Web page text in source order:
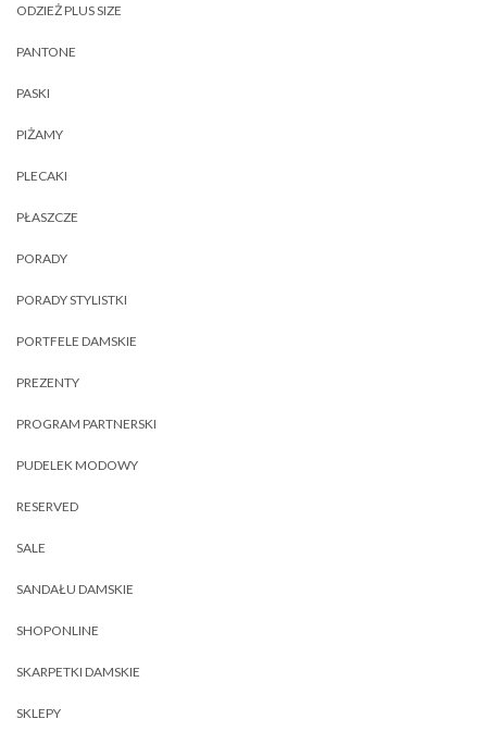
ODZIEŻ PLUS SIZE
PANTONE
PASKI
PIŻAMY
PLECAKI
PŁASZCZE
PORADY
PORADY STYLISTKI
PORTFELE DAMSKIE
PREZENTY
PROGRAM PARTNERSKI
PUDELEK MODOWY
RESERVED
SALE
SANDAŁU DAMSKIE
SHOPONLINE
SKARPETKI DAMSKIE
SKLEPY